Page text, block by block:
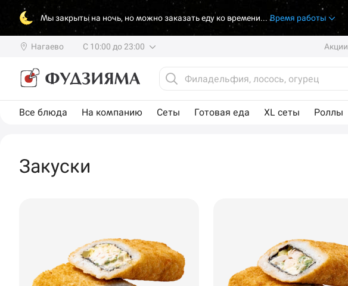
Мы закрыты на ночь, но можно заказать еду ко времени... Время работы
Нагаево С 10:00 до 23:00 Акции
Все блюда На компанию Сеты Готовая еда XL сеты Роллы
Закуски